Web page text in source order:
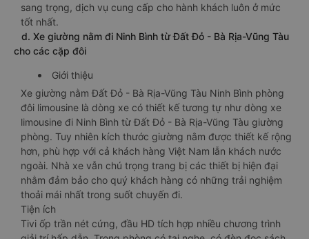
sang trọng, dịch vụ cung cấp cho hành khách luôn ở mức
tốt nhất.
d. Xe giường nằm đi Ninh Bình từ Đất Đỏ - Bà Rịa-Vũng Tàu
cho các cặp đôi
Giới thiệu
Xe giường nằm Đất Đỏ - Bà Rịa-Vũng Tàu Ninh Bình phòng
đôi limousine là dòng xe có thiết kế tương tự như dòng xe
limousine đi Ninh Bình từ Đất Đỏ - Bà Rịa-Vũng Tàu giường
phòng. Tuy nhiên kích thước giường nằm được thiết kế rộng
hơn, phù hợp với cả khách hàng Việt Nam lẫn khách nước
ngoài. Nhà xe vẫn chú trọng trang bị các thiết bị hiện đại
nhằm đảm bảo cho quý khách hàng có những trải nghiệm
thoải mái nhất trong suốt chuyến đi.
Tiện ích
Tivi ốp trần nét cứng, đầu HD tích hợp nhiều chương trình